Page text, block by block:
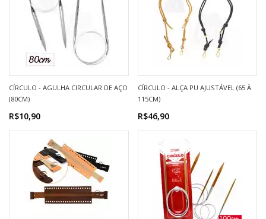
CÍRCULO - AGULHA CIRCULAR DE AÇO
(80CM)
R$10,90
CÍRCULO - ALÇA PU AJUSTÁVEL (65 À
115CM)
R$46,90